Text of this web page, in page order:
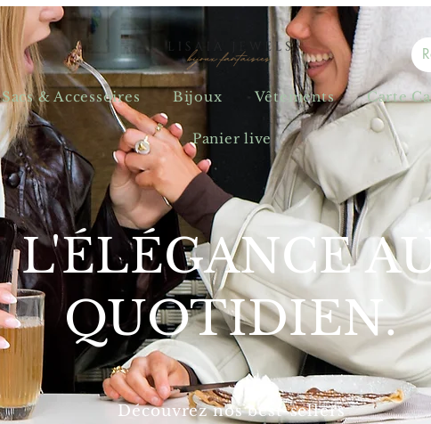
Sacs & Accessoires Bijoux Vêtements Carte
Panier live
L'ÉLÉGANCE
QUOTIDIEN.
Découvrez nos best-sellers